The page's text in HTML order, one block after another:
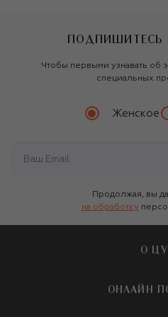
ПОДПИШИТЕСЬ
Чтобы первыми узнавать об
специальных
Женское
Продолжая, вы
на обработку
О
О
ОНЛАЙН